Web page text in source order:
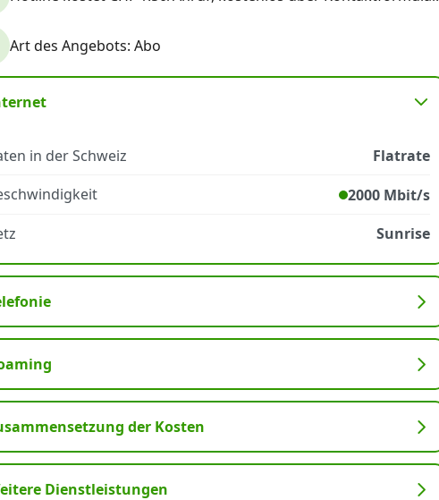
Art des Angebots: Abo
in der Schweiz
Flatrate
2000 Mbit/s
Sunrise
der Kosten
Dienstleistungen